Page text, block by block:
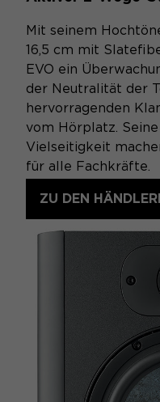
Mit seinem
16,5 cm mit
EVO ein
der Neutralität der
hervorragenden
vom Hörplatz.
Vielseitigkeit
für alle Fachkräfte.
ZU DEN